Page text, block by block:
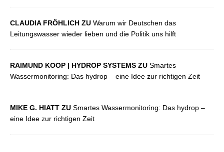
CLAUDIA FRÖHLICH ZU Warum wir Deutschen das
Leitungswasser wieder lieben und die Politik uns hilft
RAIMUND KOOP | HYDROP SYSTEMS ZU Smartes
Wassermonitoring: Das hydrop – eine Idee zur richtigen Zeit
MIKE G. HIATT ZU Smartes Wassermonitoring: Das hydrop –
eine Idee zur richtigen Zeit